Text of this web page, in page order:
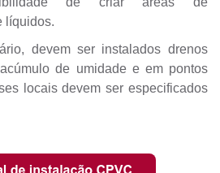
líquidos.
devem ser instalados drenos
de umidade e em pontos
locais devem ser especificados